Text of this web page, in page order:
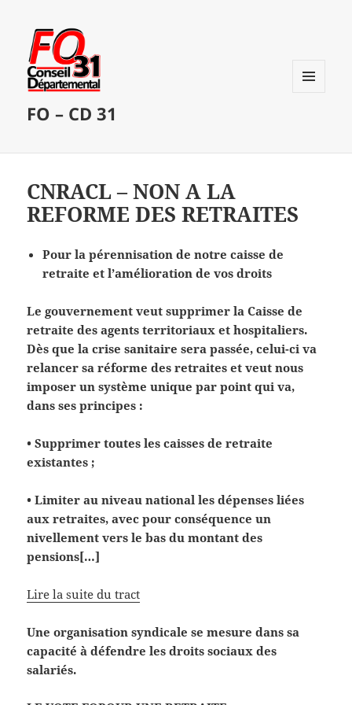
FO – CD 31
CNRACL – NON A LA
REFORME DES RETRAITES
Pour la pérennisation de notre caisse de
retraite et l’amélioration de vos droits
Le gouvernement veut supprimer la Caisse de
retraite des agents territoriaux et hospitaliers.
Dès que la crise sanitaire sera passée, celui-ci va
relancer sa réforme des retraites et veut nous
imposer un système unique par point qui va,
dans ses principes :
• Supprimer toutes les caisses de retraite
existantes ;
• Limiter au niveau national les dépenses liées
aux retraites, avec pour conséquence un
nivellement vers le bas du montant des
pensions[…]
Lire la suite du tract
Une organisation syndicale se mesure dans sa
capacité à défendre les droits sociaux des
salariés.